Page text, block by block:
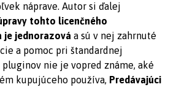
náprave. Autor si ďalej
tohto licenčného
je jednorazová a sú v nej zahrnuté
a pomoc pri štandardnej
nie je vopred známe, aké
kupujúceho používa, Predávajúci